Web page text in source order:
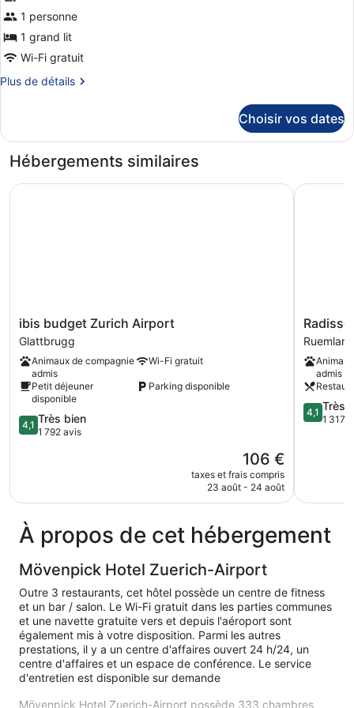
très
grand
lit
pour
ce
type
de
chambre :
1
grand
lit
1 personne
1 grand lit
Wi-Fi gratuit
Plus de détails
Plus
le
de
Chambre
Choisir vos dates
Hébergements similaires
ibis
budget
Zurich
Airport
Glattbrugg
ibis budget Zurich Airport
Glattbrugg
Animaux de compagnie
admis
Wi-Fi gratuit
Petit déjeuner
disponible
Parking disponible
4.1
sur
4,1 Très bien
1 792 avis
Le
nouveau
prix
106 €
taxes et frais compris
23 août - 24 août
ibis budget Zurich Airport
Radisson
Hotel
Zurich
Airport
Ruemlang
Ruemlang
admis
4.1
sur
4,1 Très
1 317
À propos de cet hébergement
Mövenpick Hotel Zuerich-Airport
Outre 3 restaurants, cet hôtel possède un centre de fitness
et un bar / salon. Le Wi-Fi gratuit dans les parties communes
et une navette gratuite vers et depuis l'aéroport sont
également mis à votre disposition. Parmi les autres
prestations, il y a un centre d'affaires ouvert 24 h/24, un
centre d'affaires et un espace de conférence. Le service
d'entretien est disponible sur demande
Mövenpick Hotel Zuerich-Airport possède 333 chambres